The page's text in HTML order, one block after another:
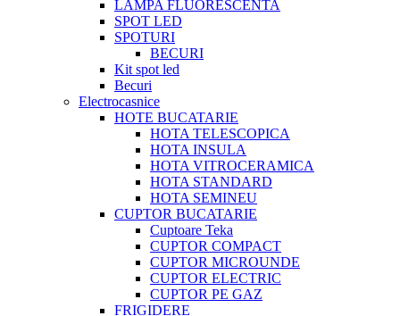
LAMPA FLUORESCENTA
SPOT LED
SPOTURI
BECURI
Kit spot led
Becuri
Electrocasnice
HOTE BUCATARIE
HOTA TELESCOPICA
HOTA INSULA
HOTA VITROCERAMICA
HOTA STANDARD
HOTA SEMINEU
CUPTOR BUCATARIE
Cuptoare Teka
CUPTOR COMPACT
CUPTOR MICROUNDE
CUPTOR ELECTRIC
CUPTOR PE GAZ
FRIGIDERE